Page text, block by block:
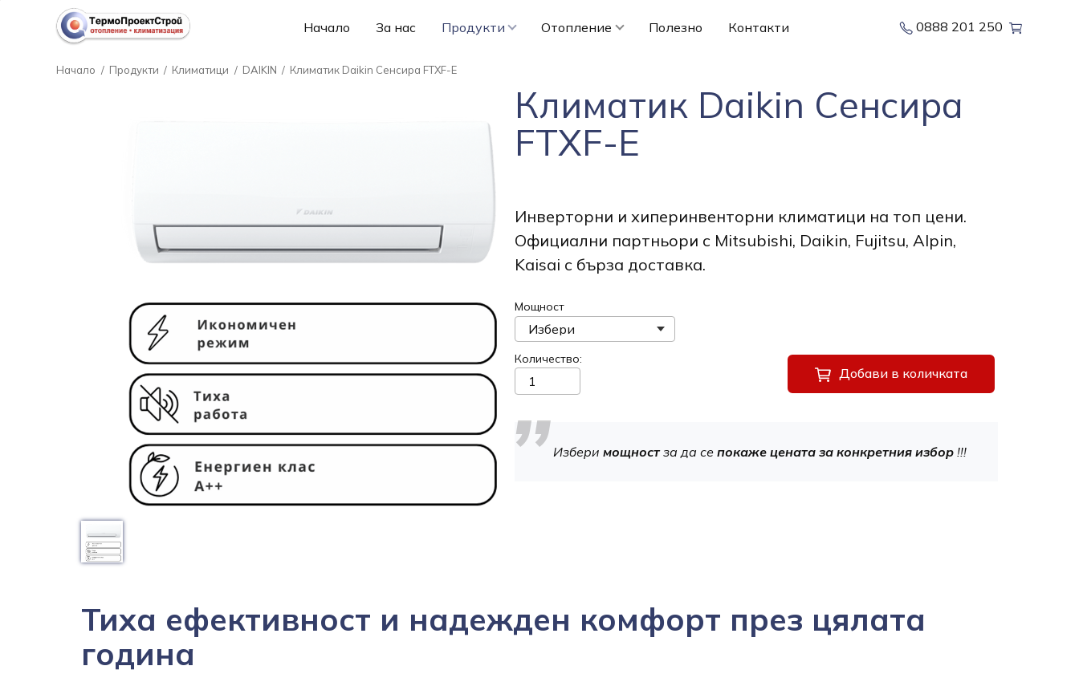
Начало За нас Продукти Отопление Полезно Контакти 0888 201 250
Начало / Продукти / Климатици / DAIKIN / Климатик Daikin Сенсира FTXF-E
Климатик Daikin Сенсира
FTXF-E
Инверторни и хиперинвенторни климатици на топ цени.
Официални партньори с Mitsubishi, Daikin, Fujitsu, Alpin,
Kaisai с бърза доставка.
Мощност
Количество
Добави в количката
Избери мощностза да се покаже цената за конкретния избор!!!
Тиха ефективност и надежден комфорт през цялата
година